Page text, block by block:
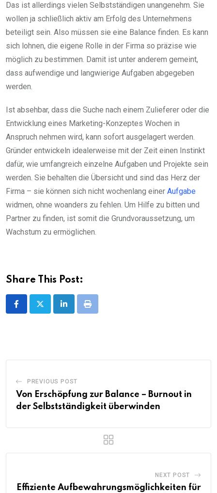
Das ist allerdings vielen Selbstständigen unangenehm. Sie
wollen ja schließlich aktiv am Erfolg des Unternehmens
beteiligt sein. Also müssen sie eine Balance finden. Es kann
sich lohnen, die eigene Rolle in der Firma so präzise wie
möglich zu bestimmen. Damit ist unter anderem gemeint,
dass aufwendige und langwierige Aufgaben abgegeben
werden.
Ist absehbar, dass die Suche nach einem Zulieferer oder die
Entwicklung eines Marketing-Konzeptes Wochen in
Anspruch nehmen wird, kann sofort ausgelagert werden.
Gründer entwickeln idealerweise mit der Zeit einen Instinkt
dafür, wie umfangreich einzelne Aufgaben und Projekte sein
werden. Sie behalten die Übersicht und sind das Herz der
Firma – sie können sich nicht wochenlang einer Aufgabe
widmen, ohne woanders zu fehlen. Um Hilfe zu bitten und
Partner zu finden, ist somit die Grundvoraussetzung, um
Wachstum zu ermöglichen.
Share This Post:
LinkedInPrint
PREVIOUS POST
Von Erschöpfung zur Balance – Burnout in
der Selbstständigkeit überwinden
NEXT POST
Effiziente Aufbewahrungsmöglichkeiten für